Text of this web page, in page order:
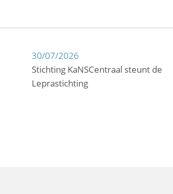
30/07/2026
Stichting KaNSCentraal steunt de
Leprastichting